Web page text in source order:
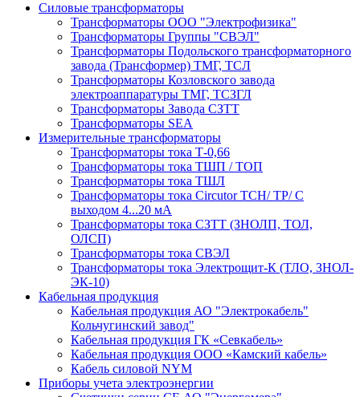
Силовые трансформаторы
Трансформаторы ООО "Электрофизика"
Трансформаторы Группы "СВЭЛ"
Трансформаторы Подольского трансформаторного
завода (Трансформер) ТМГ, ТСЛ
Трансформаторы Козловского завода
электроаппаратуры ТМГ, ТСЗГЛ
Трансформаторы Завода СЗТТ
Трансформаторы SEA
Измерительные трансформаторы
Трансформаторы тока Т-0,66
Трансформаторы тока ТШП / ТОП
Трансформаторы тока ТШЛ
Трансформаторы тока Circutor TCH/ TP/ С
выходом 4...20 мА
Трансформаторы тока СЗТТ (ЗНОЛП, ТОЛ,
ОЛСП)
Трансформаторы тока СВЭЛ
Трансформаторы тока Электрощит-К (ТЛО, ЗНОЛ-
ЭК-10)
Кабельная продукция
Кабельная продукция АО "Электрокабель"
Кольчугинский завод"
Кабельная продукция ГК «Севкабель»
Кабельная продукция ООО «Камский кабель»
Кабель силовой NYM
Приборы учета электроэнергии